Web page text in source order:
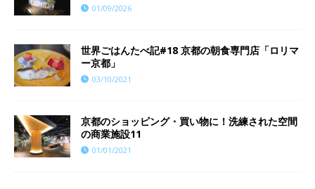
01/09/2026
世界ごはんたべ記#18 京都の朝食専門店「ロリマ
ー京都」
03/10/2021
京都のショッピング・買い物に！洗練された空間
の商業施設11
01/01/2021